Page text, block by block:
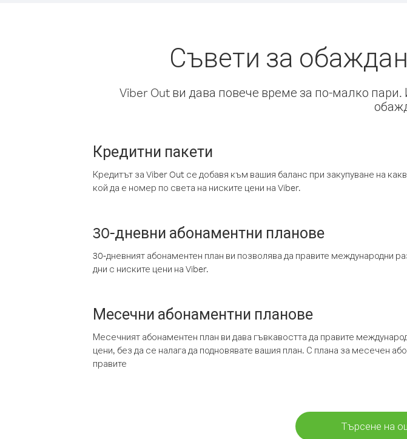
Съвети за
Viber Out ви дава повече време за по-малко
Кредитни пакети
Кредитът за Viber Out се добавя към вашия баланс при закупуване на
кой да е номер по света на ниските цени на Viber.
30-дневни абонаментни планове
30-дневният абонаментен план ви позволява да правите международни
дни с ниските цени на Viber.
Месечни абонаментни планове
Месечният абонаментен план ви дава гъвкавостта да правите
цени, без да се налага да подновявате вашия план. С плана за месечен
правите
Търсене на